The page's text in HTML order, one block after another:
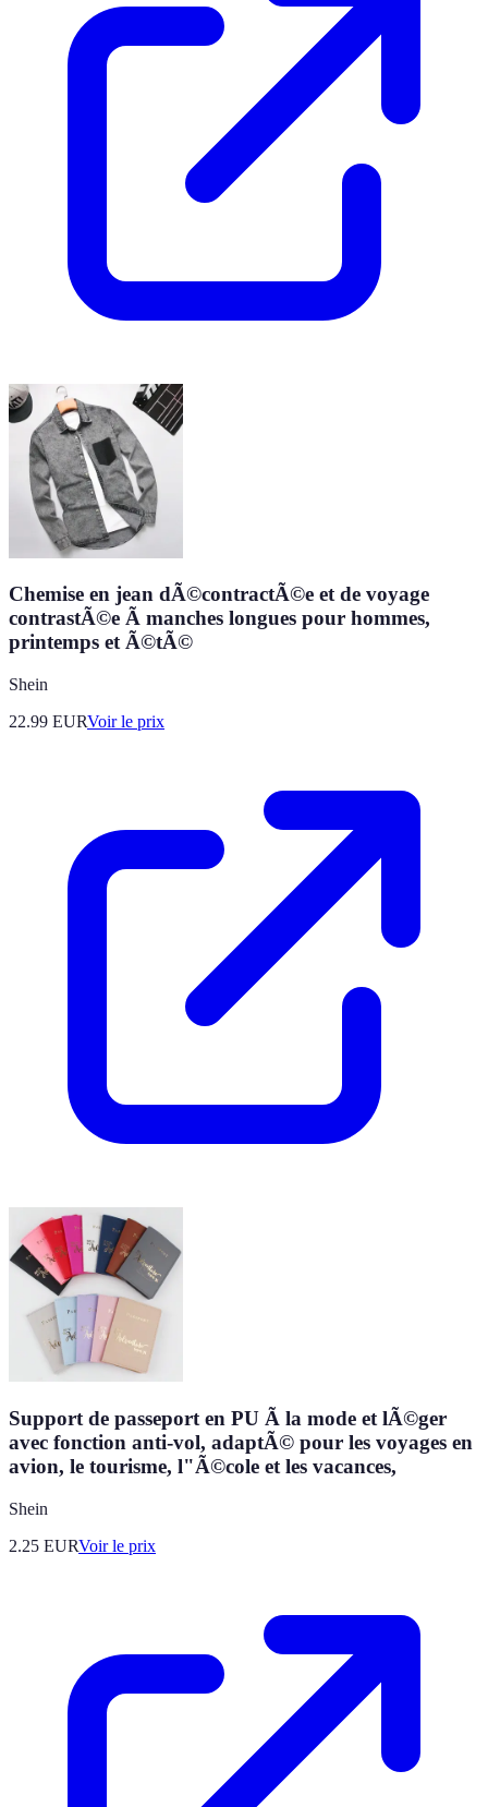
Chemise en jean dÃ©contractÃ©e et de voyage
contrastÃ©e Ã manches longues pour hommes,
printemps et Ã©tÃ©
Shein
22.99 EURVoir le prix
Support de passeport en PU Ã la mode et lÃ©ger
avec fonction anti-vol, adaptÃ© pour les voyages en
avion, le tourisme, l"Ã©cole et les vacances,
Shein
2.25 EURVoir le prix